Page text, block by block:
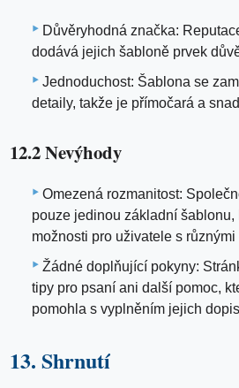
Důvěryhodná značka:
dodává jejich šabloně prvek
Jednoduchost: Šablona se
detaily, takže je přímočará a
12.2 Nevýhody
Omezená rozmanitost:
pouze jedinou základní šablonu,
možnosti pro uživatele s
Žádné doplňující pokyny:
tipy pro psaní ani další pomoc,
pomohla s vyplněním jejich
13. Shrnutí